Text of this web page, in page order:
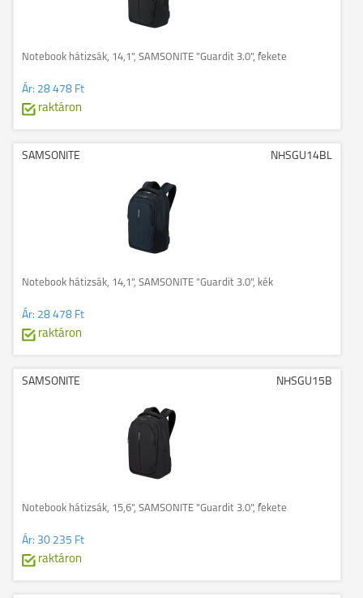
Notebook hátizsák, 14,1", SAMSONITE "Guardit 3.0", fekete
Ár: 28 478 Ft
raktáron
SAMSONITE NHSGU14BL
Notebook hátizsák, 14,1", SAMSONITE "Guardit 3.0", kék
Ár: 28 478 Ft
raktáron
SAMSONITE NHSGU15B
Notebook hátizsák, 15,6", SAMSONITE "Guardit 3.0", fekete
Ár: 30 235 Ft
raktáron